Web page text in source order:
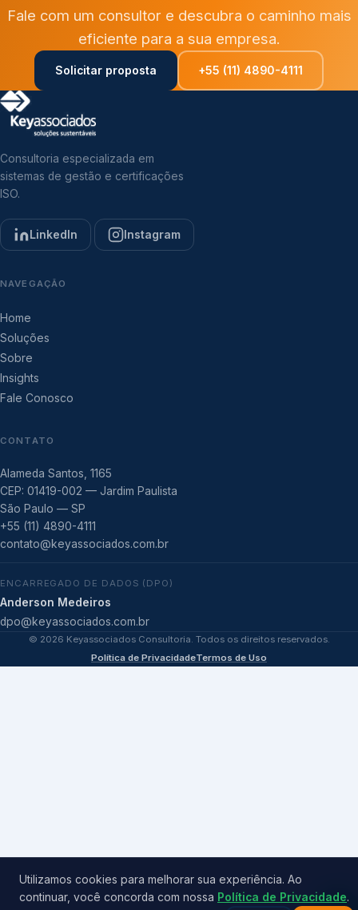
Fale com um consultor e descubra o caminho mais
eficiente para a sua empresa.
Solicitar proposta +55 (11) 4890-4111
Consultoria especializada em
sistemas de gestão e certificações
ISO.
LinkedIn Instagram
NAVEGAÇÃO
Home
Soluções
Sobre
Insights
Fale Conosco
CONTATO
Alameda Santos, 1165
CEP: 01419-002 — Jardim Paulista
São Paulo — SP
+55 (11) 4890-4111
contato@keyassociados.com.br
ENCARREGADO DE DADOS (DPO)
Anderson Medeiros
dpo@keyassociados.com.br
© 2026 Keyassociados Consultoria. Todos os direitos reservados.
Política de PrivacidadeTermos de Uso
Utilizamos cookies para melhorar sua experiência. Ao
continuar, você concorda com nossa Política de Privacidade.